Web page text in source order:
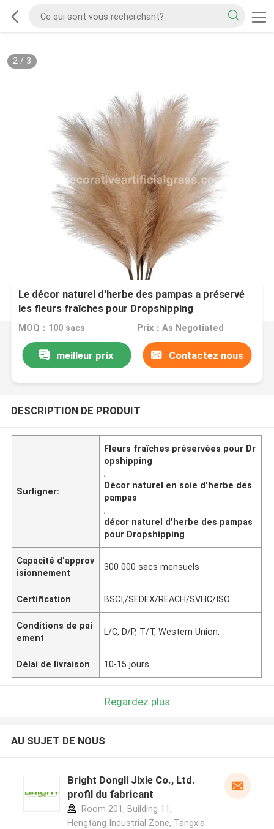
2/ 3
Le décor naturel d'herbe des pampas a préservé
les fleurs fraîches pour Dropshipping
MOQ：100 sacs Prix：As Negotiated
meilleur prix Contactez nous
DESCRIPTION DE PRODUIT
Surligner:
Fleurs fraîches préservées pour Dr
opshipping
,
Décor naturel en soie d'herbe des
pampas
,
décor naturel d'herbe des pampas
pour Dropshipping
Capacité d'approv
isionnement
300 000 sacs mensuels
Certification BSCI,/SEDEX/REACH/SVHC/ISO
Conditions de pai
ement
L/C, D/P, T/T, Western Union,
Délai de livraison 10-15 jours
Regardez plus
AU SUJET DE NOUS
Bright Dongli Jixie Co., Ltd.
profil du fabricant
Room 201, Building 11,
Hengtang Industrial Zone, Tangxia